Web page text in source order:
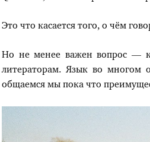
Это что касается того, о чём
Но не менее важен вопрос —
литераторам. Язык во многом
общаемся мы пока что